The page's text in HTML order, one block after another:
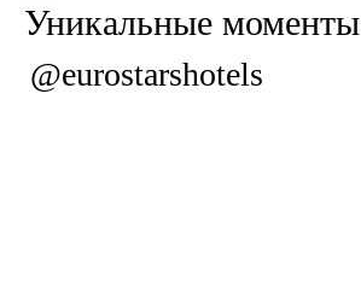
Уникальные моменты
@eurostarshotels